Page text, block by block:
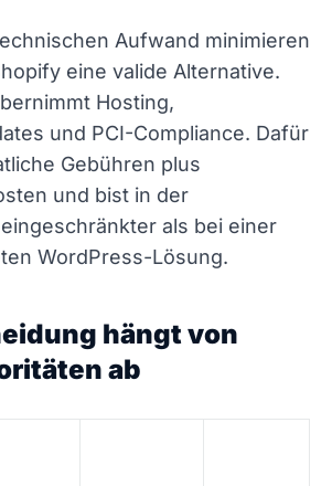
Aufwand minimieren
eine valide Alternative.
Hosting,
und PCI-Compliance. Dafür
Gebühren plus
und bist in der
als bei einer
WordPress-Lösung.
hängt von
ab